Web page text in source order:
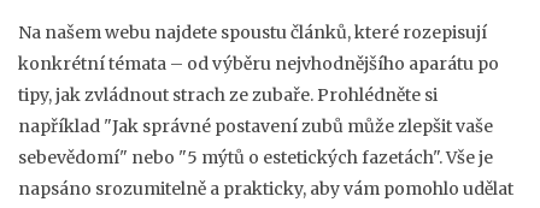
Na našem webu najdete spoustu článků, které rozepisují
konkrétní témata – od výběru nejvhodnějšího aparátu po
tipy, jak zvládnout strach ze zubaře. Prohlédněte si
například "Jak správné postavení zubů může zlepšit vaše
sebevědomí" nebo "5 mýtů o estetických fazetách". Vše je
napsáno srozumitelně a prakticky, aby vám pomohlo udělat